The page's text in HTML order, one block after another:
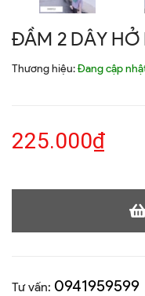
ĐẦM 2 DÂY HỞ
Thương hiệu:Đang cập
225.000₫
Tư vấn: 0941959599